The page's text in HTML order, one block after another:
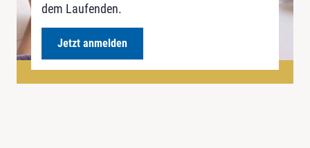
dem Laufenden.
Jetzt anmelden